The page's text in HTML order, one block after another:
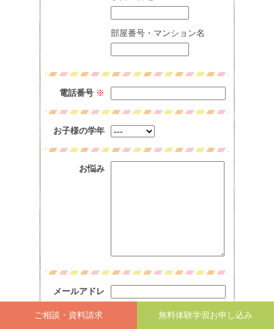
部屋番号・マンション名
電話番号 ※
お子様の学年
お悩み
メールアドレ